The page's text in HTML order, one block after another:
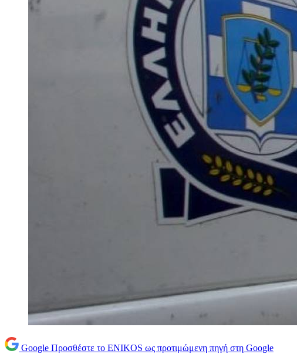
Google Προσθέστε το ENIKOS ως προτιμώμενη πηγή στη Google